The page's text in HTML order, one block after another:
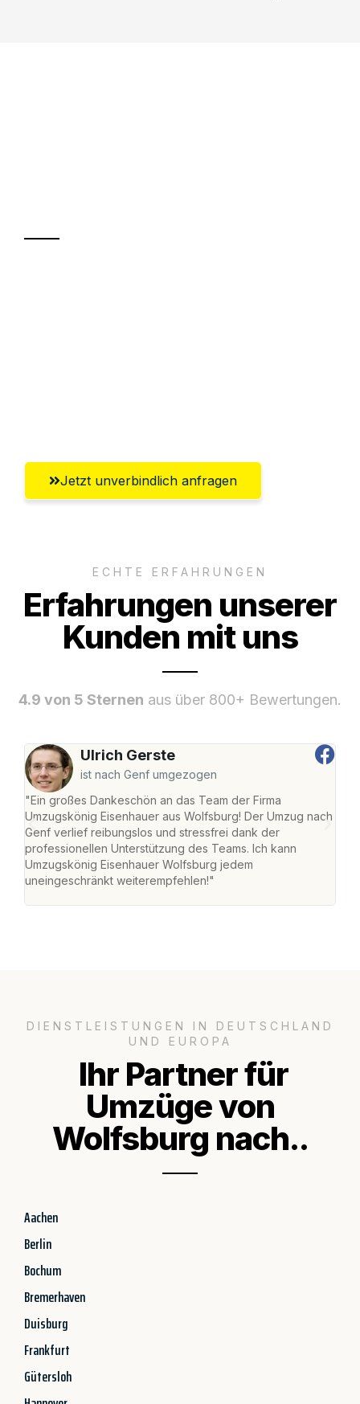
Jetzt unverbindlich anfragen
ECHTE ERFAHRUNGEN
Erfahrungen unserer
Kunden mit uns
4.9 von 5 Sternen aus über 800+ Bewertungen.
Ulrich Gerste
ist nach Genf umgezogen
"Ein großes Dankeschön an das Team der Firma
Umzugskönig Eisenhauer aus Wolfsburg! Der Umzug nach
Genf verlief reibungslos und stressfrei dank der
professionellen Unterstützung des Teams. Ich kann
Umzugskönig Eisenhauer Wolfsburg jedem
uneingeschränkt weiterempfehlen!"
DIENSTLEISTUNGEN IN DEUTSCHLAND
UND EUROPA
Ihr Partner für
Umzüge von
Wolfsburg nach..
Aachen
Berlin
Bochum
Bremerhaven
Duisburg
Frankfurt
Gütersloh